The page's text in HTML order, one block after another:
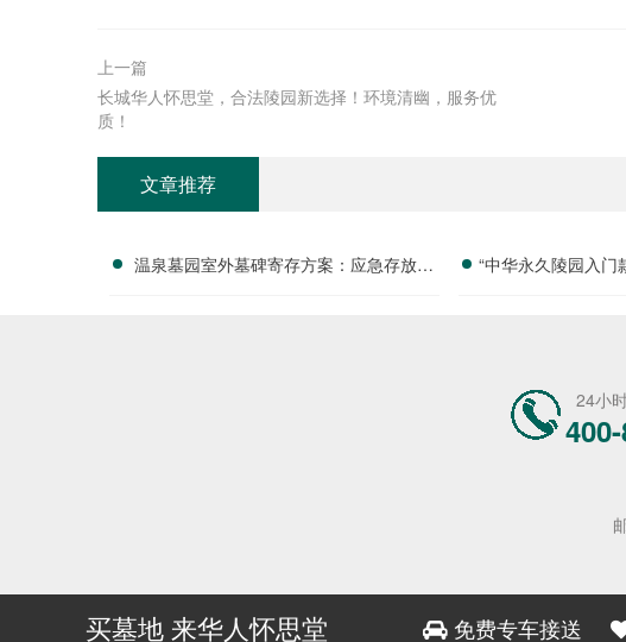
上一篇
长城华人怀思堂，合法陵园新选择！环境清幽，服务优
质！
文章推荐
温泉墓园室外墓碑寄存方案：应急存放配
“中华永久陵园入
24小
买墓地 来华人怀思堂 免费专车接送